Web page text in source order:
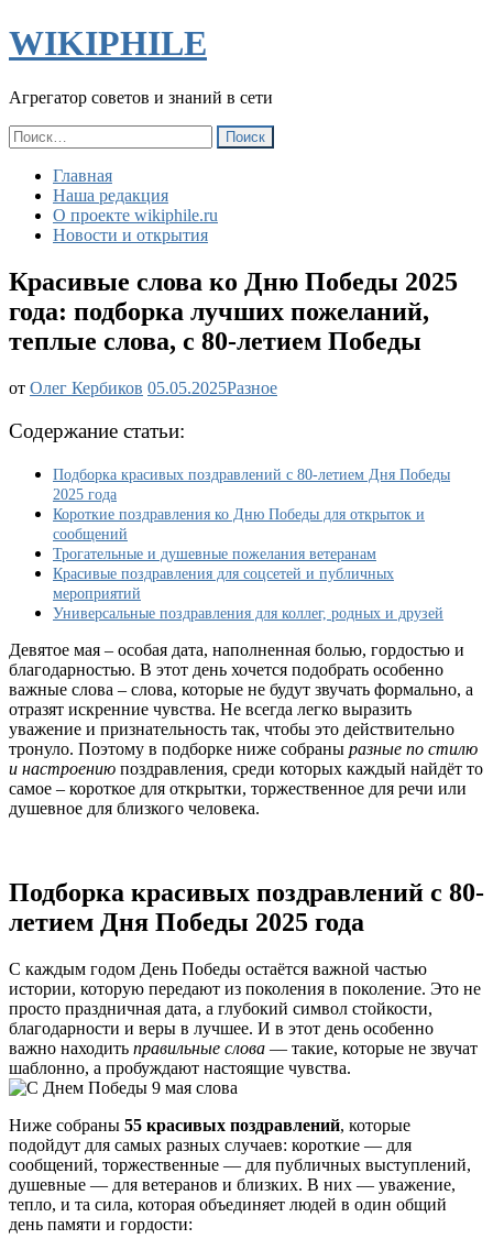
WIKIPHILE
Агрегатор советов и знаний в сети
Найти:
Главная
Наша редакция
О проекте wikiphile.ru
Новости и открытия
Красивые слова ко Дню Победы 2025
года: подборка лучших пожеланий,
теплые слова, с 80-летием Победы
от Олег Кербиков 05.05.2025Красивые
Победы
2025
года:
подборка
пожеланий,
теплые
с
80-
летием
Победы
Разное
Содержание статьи:
Подборка красивых поздравлений с 80-летием Дня Победы
2025 года
Короткие поздравления ко Дню Победы для открыток и
сообщений
Трогательные и душевные пожелания ветеранам
Красивые поздравления для соцсетей и публичных
мероприятий
Универсальные поздравления для коллег, родных и друзей
Девятое мая – особая дата, наполненная болью, гордостью и
благодарностью. В этот день хочется подобрать особенно
важные слова – слова, которые не будут звучать формально, а
отразят искренние чувства. Не всегда легко выразить
уважение и признательность так, чтобы это действительно
тронуло. Поэтому в подборке ниже собраны разные по стилю
и настроению поздравления, среди которых каждый найдёт то
самое – короткое для открытки, торжественное для речи или
душевное для близкого человека.
Подборка красивых поздравлений с 80-
летием Дня Победы 2025 года
С каждым годом День Победы остаётся важной частью
истории, которую передают из поколения в поколение. Это не
просто праздничная дата, а глубокий символ стойкости,
благодарности и веры в лучшее. И в этот день особенно
важно находить правильные слова — такие, которые не звучат
шаблонно, а пробуждают настоящие чувства.
Ниже собраны 55 красивых поздравлений, которые
подойдут для самых разных случаев: короткие — для
сообщений, торжественные — для публичных выступлений,
душевные — для ветеранов и близких. В них — уважение,
тепло, и та сила, которая объединяет людей в один общий
день памяти и гордости: